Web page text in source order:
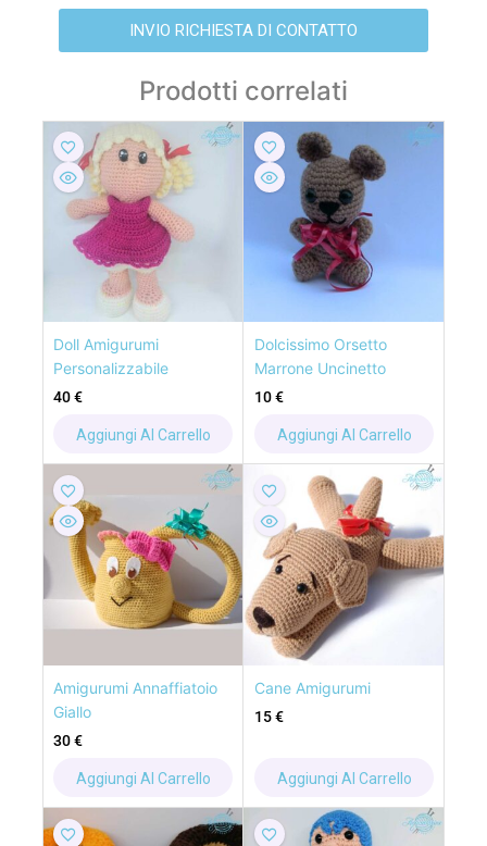
INVIO RICHIESTA DI CONTATTO
Prodotti correlati
Doll Amigurumi
Personalizzabile
40€
Aggiungi Al Carrello
Dolcissimo Orsetto
Marrone Uncinetto
10€
Aggiungi Al Carrello
Amigurumi Annaffiatoio
Giallo
30€
Aggiungi Al Carrello
Cane Amigurumi
15€
Aggiungi Al Carrello